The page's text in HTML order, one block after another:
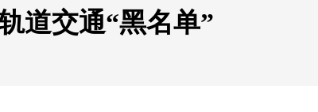
道交通“黑名单”